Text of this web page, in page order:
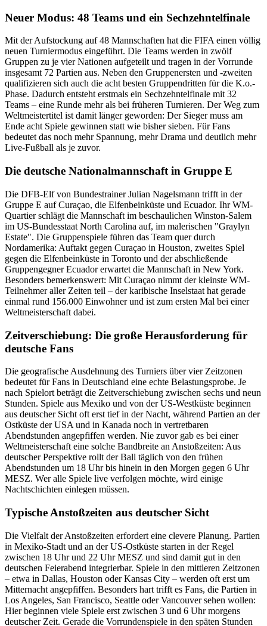
Neuer Modus: 48 Teams und ein Sechzehntelfinale
Mit der Aufstockung auf 48 Mannschaften hat die FIFA einen völlig
neuen Turniermodus eingeführt. Die Teams werden in zwölf
Gruppen zu je vier Nationen aufgeteilt und tragen in der Vorrunde
insgesamt 72 Partien aus. Neben den Gruppenersten und -zweiten
qualifizieren sich auch die acht besten Gruppendritten für die K.o.-
Phase. Dadurch entsteht erstmals ein Sechzehntelfinale mit 32
Teams – eine Runde mehr als bei früheren Turnieren. Der Weg zum
Weltmeistertitel ist damit länger geworden: Der Sieger muss am
Ende acht Spiele gewinnen statt wie bisher sieben. Für Fans
bedeutet das noch mehr Spannung, mehr Drama und deutlich mehr
Live-Fußball als je zuvor.
Die deutsche Nationalmannschaft in Gruppe E
Die DFB-Elf von Bundestrainer Julian Nagelsmann trifft in der
Gruppe E auf Curaçao, die Elfenbeinküste und Ecuador. Ihr WM-
Quartier schlägt die Mannschaft im beschaulichen Winston-Salem
im US-Bundesstaat North Carolina auf, im malerischen "Graylyn
Estate". Die Gruppenspiele führen das Team quer durch
Nordamerika: Auftakt gegen Curaçao in Houston, zweites Spiel
gegen die Elfenbeinküste in Toronto und der abschließende
Gruppengegner Ecuador erwartet die Mannschaft in New York.
Besonders bemerkenswert: Mit Curaçao nimmt der kleinste WM-
Teilnehmer aller Zeiten teil – der karibische Inselstaat hat gerade
einmal rund 156.000 Einwohner und ist zum ersten Mal bei einer
Weltmeisterschaft dabei.
Zeitverschiebung: Die große Herausforderung für
deutsche Fans
Die geografische Ausdehnung des Turniers über vier Zeitzonen
bedeutet für Fans in Deutschland eine echte Belastungsprobe. Je
nach Spielort beträgt die Zeitverschiebung zwischen sechs und neun
Stunden. Spiele aus Mexiko und von der US-Westküste beginnen
aus deutscher Sicht oft erst tief in der Nacht, während Partien an der
Ostküste der USA und in Kanada noch in vertretbaren
Abendstunden angepfiffen werden. Nie zuvor gab es bei einer
Weltmeisterschaft eine solche Bandbreite an Anstoßzeiten: Aus
deutscher Perspektive rollt der Ball täglich von den frühen
Abendstunden um 18 Uhr bis hinein in den Morgen gegen 6 Uhr
MESZ. Wer alle Spiele live verfolgen möchte, wird einige
Nachtschichten einlegen müssen.
Typische Anstoßzeiten aus deutscher Sicht
Die Vielfalt der Anstoßzeiten erfordert eine clevere Planung. Partien
in Mexiko-Stadt und an der US-Ostküste starten in der Regel
zwischen 18 Uhr und 22 Uhr MESZ und sind damit gut in den
deutschen Feierabend integrierbar. Spiele in den mittleren Zeitzonen
– etwa in Dallas, Houston oder Kansas City – werden oft erst um
Mitternacht angepfiffen. Besonders hart trifft es Fans, die Partien in
Los Angeles, San Francisco, Seattle oder Vancouver sehen wollen:
Hier beginnen viele Spiele erst zwischen 3 und 6 Uhr morgens
deutscher Zeit. Gerade die Vorrundenspiele in den späten Stunden